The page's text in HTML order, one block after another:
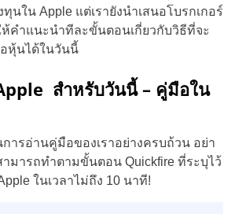
นใน Apple แต่เรายังนำเสนอโบรกเกอร์
คำแนะนำทีละขั้นตอนเกี่ยวกับวิธีที่จะ
หุ้นได้ในวันนี้
สำหรับวันนี้ – คู่มือใน
ารอ่านคู่มือของเราอย่างครบถ้วน อย่า
มารถทำตามขั้นตอน Quickfire ที่ระบุไว้
ในเวลาไม่ถึง 10 นาที!